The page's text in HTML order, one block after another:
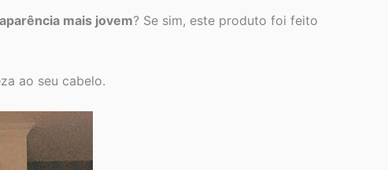
aparência mais jovem? Se sim, este produto foi feito
ao seu cabelo.